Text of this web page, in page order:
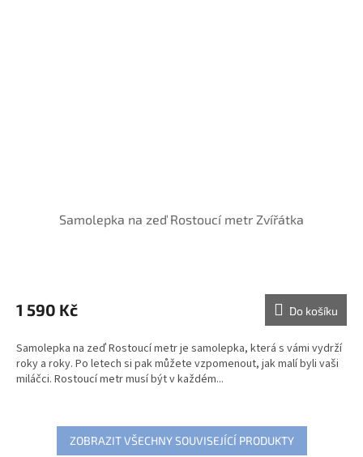
Samolepka na zeď Rostoucí metr Zvířátka
1 590 Kč Do košíku
Samolepka na zeď Rostoucí metr je samolepka, která s vámi vydrží
roky a roky. Po letech si pak můžete vzpomenout, jak malí byli vaši
miláčci. Rostoucí metr musí být v každém...
ZOBRAZIT VŠECHNY SOUVISEJÍCÍ PRODUKTY